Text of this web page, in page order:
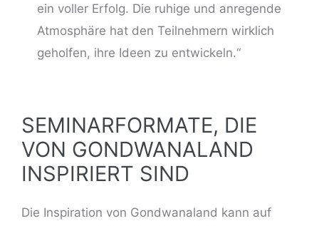
ein voller Erfolg. Die ruhige und anregende
Atmosphäre hat den Teilnehmern wirklich
geholfen, ihre Ideen zu entwickeln.“
SEMINARFORMATE, DIE
VON GONDWANALAND
INSPIRIERT SIND
Die Inspiration von Gondwanaland kann auf